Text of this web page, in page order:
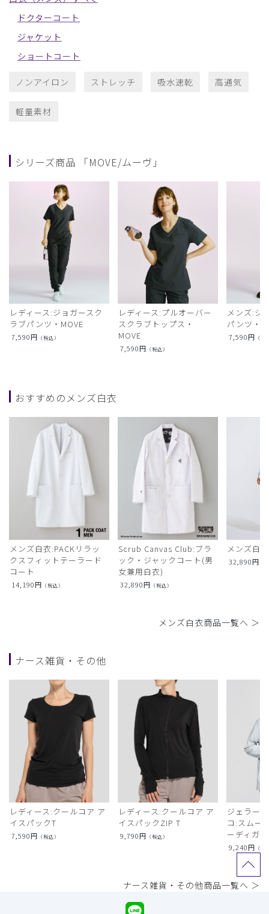
ドクターコート
ジャケット
ショートコート
ノンアイロン ストレッチ 吸水速乾 高通気
軽量素材
シリーズ商品 「MOVE/ムーヴ」
レディース:ジョガースク
ラブパンツ・MOVE
7,590円 （税込）
レディース:プルオーバー
スクラブトップス・
MOVE
7,590円 （税込）
メンズ:ジ
パンツ・
7,590円 （税
おすすめのメンズ白衣
メンズ白衣:PACKリラッ
クスフィットテーラード
コート
14,190円 （税込）
Scrub Canvas Club:ブラ
ック・ジャックコート(男
女兼用白衣)
32,890円 （税込）
メンズ白
32,890円
メンズ白衣商品一覧へ ＞
ナース雑貨・その他
レディース:クールコア ア
イスパックT
7,590円 （税込）
レディース:クールコア ア
イスパックZIP T
9,790円 （税込）
ジェラー
コ:スムー
ーディガン
9,240円 （税
ナース雑貨・その他商品一覧へ ＞